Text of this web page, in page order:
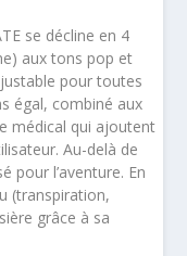
se décline en 4
aux tons pop et
pour toutes
égal, combiné aux
médical qui ajoutent
Au-delà de
pour l’aventure. En
(transpiration,
grâce à sa